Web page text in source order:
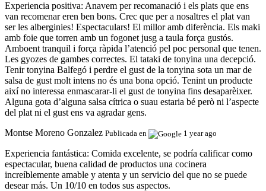
Experiencia positiva: Anavem per recomanació i els plats que ens
van recomenar eren ben bons. Crec que per a nosaltres el plat van
ser les alberginies! Espectaculars! El millor amb diferència. Els maki
amb foie que torren amb un fogonet jusg a taula força gustós.
Amboent tranquil i força ràpida l’atenció pel poc personal que tenen.
Les gyozes de gambes correctes. El tataki de tonyina una decepció.
Tenir tonyina Balfegó i perdre el gust de la tonyina sota un mar de
salsa de gust molt intens no és una bona opció. Tenint un producte
així no interessa enmascarar-li el gust de tonyina fins desaparèixer.
Alguna gota d’alguna salsa cítrica o suau estaria bé però ni l’aspecte
del plat ni el gust ens va agradar gens.
Montse Moreno Gonzalez Publicada en 1 year ago
Experiencia fantástica: Comida excelente, se podría calificar como
espectacular, buena calidad de productos una cocinera
increíblemente amable y atenta y un servicio del que no se puede
desear más. Un 10/10 en todos sus aspectos.